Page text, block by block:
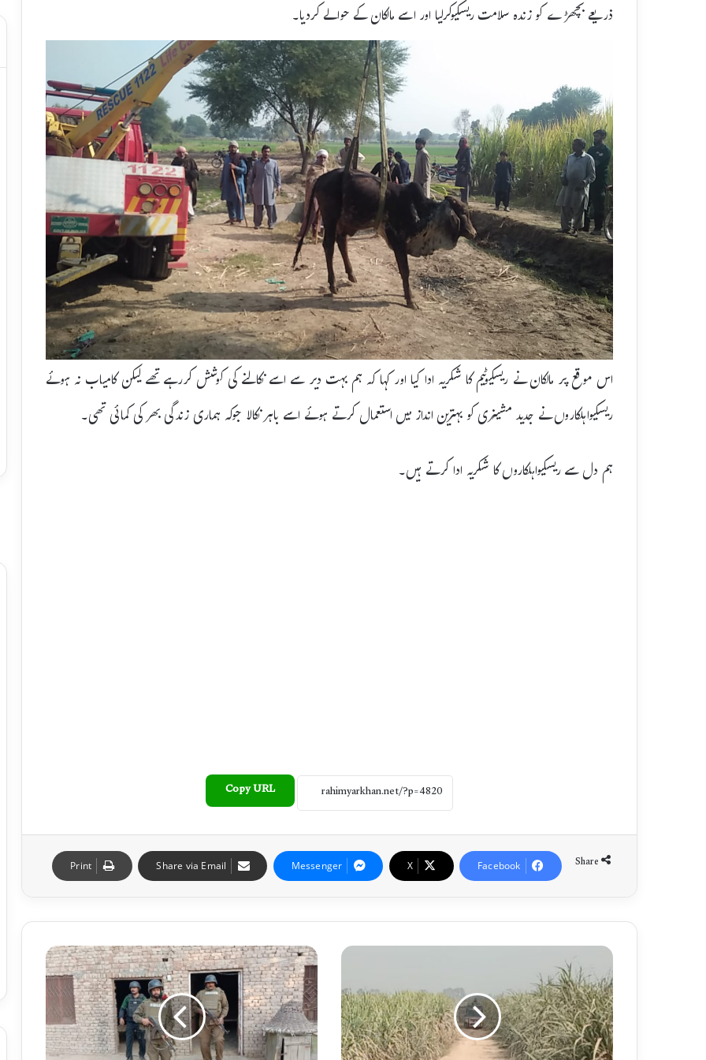
ذریعے بچھڑے کو زندہ سلامت ریسکیوکرلیا اور اسے مالکان کے حوالے کردیا۔
اس موقع پر مالکان نے ریسکیوٹیم کا شکریہ ادا کیا اور کہا کہ ہم بہت دیر سے اسے نکالنے کی کوشش کررہے تھے لیکن کامیاب نہ ہوئے
ریسکیواہلکاروں نے جدید مشینری کو بہترین انداز میں استعمال کرتے ہوئے اسے باہر نکالا جوکہ ہماری زندگی بھر کی کمائی تھی۔
ہم دل سے ریسکیواہلکاروں کا شکریہ ادا کرتے ہیں۔
Copy URL
Share
Facebook
X
Messenger
Share via Email
Print
ڈاک
و
پ
و
ک
چ
ہ
کےا